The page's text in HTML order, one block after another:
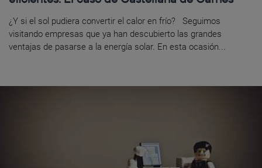
¿Y si el sol pudiera convertir el calor en frío? Seguimos
visitando empresas que ya han descubierto las grandes
ventajas de pasarse a la energía solar. En esta ocasión...